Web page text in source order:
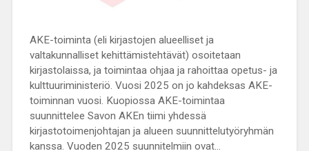
AKE-toiminta (eli kirjastojen alueelliset ja
valtakunnalliset kehittämistehtävät) osoitetaan
kirjastolaissa, ja toimintaa ohjaa ja rahoittaa opetus- ja
kulttuuriministeriö. Vuosi 2025 on jo kahdeksas AKE-
toiminnan vuosi. Kuopiossa AKE-toimintaa
suunnittelee Savon AKEn tiimi yhdessä
kirjastotoimenjohtajan ja alueen suunnittelutyöryhmän
kanssa. Vuoden 2025 suunnitelmiin ovat…